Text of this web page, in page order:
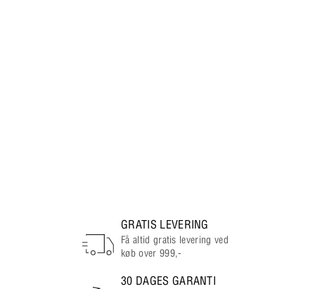
GRATIS LEVERING
Få altid gratis levering ved
køb over 999,-
30 DAGES GARANTI